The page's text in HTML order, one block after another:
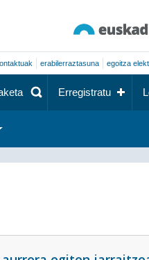
erabilerraztasuna egoitza
Erregistratu